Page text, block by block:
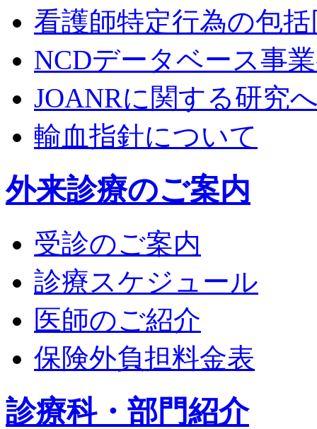
看護師特定行為の包
NCDデータベース事
JOANRに関する研究
輸血指針について
外来診療のご案内
受診のご案内
診療スケジュール
医師のご紹介
保険外負担料金表
診療科・部門紹介